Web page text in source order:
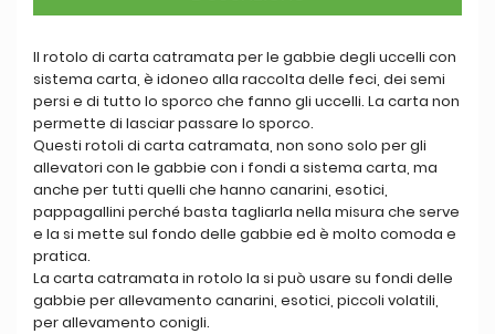
Il rotolo di carta catramata per le gabbie degli uccelli con
sistema carta, è idoneo alla raccolta delle feci, dei semi
persi e di tutto lo sporco che fanno gli uccelli. La carta non
permette di lasciar passare lo sporco.
Questi rotoli di carta catramata, non sono solo per gli
allevatori con le gabbie con i fondi a sistema carta, ma
anche per tutti quelli che hanno canarini, esotici,
pappagallini perché basta tagliarla nella misura che serve
e la si mette sul fondo delle gabbie ed è molto comoda e
pratica.
La carta catramata in rotolo la si può usare su fondi delle
gabbie per allevamento canarini, esotici, piccoli volatili,
per allevamento conigli.